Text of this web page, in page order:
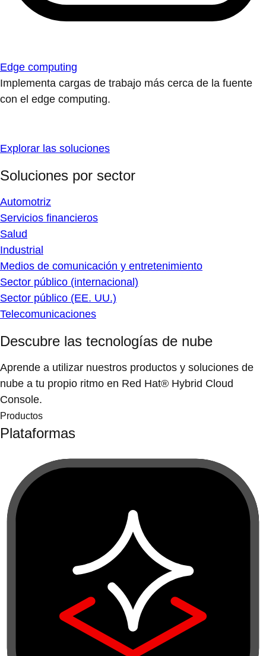
Edge computing
Implementa cargas de trabajo más cerca de la fuente
con el edge computing.
Explorar las soluciones
Soluciones por sector
Automotriz
Servicios financieros
Salud
Industrial
Medios de comunicación y entretenimiento
Sector público (internacional)
Sector público (EE. UU.)
Telecomunicaciones
Descubre las tecnologías de nube
Aprende a utilizar nuestros productos y soluciones de
nube a tu propio ritmo en Red Hat® Hybrid Cloud
Console.
Productos
Plataformas